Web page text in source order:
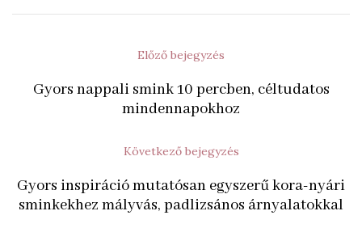
Előző bejegyzés
Gyors nappali smink 10 percben, céltudatos
mindennapokhoz
Következő bejegyzés
Gyors inspiráció mutatósan egyszerű kora-nyári
sminkekhez mályvás, padlizsános árnyalatokkal